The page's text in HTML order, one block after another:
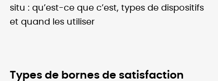
situ : qu’est-ce que c’est, types de dispositifs
et quand les utiliser
Types de bornes de satisfaction